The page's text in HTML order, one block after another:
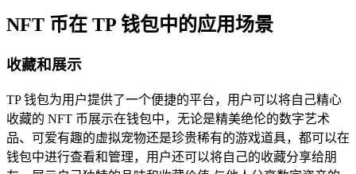
NFT 币在 TP 钱包中的应用场景
收藏和展示
TP 钱包为用户提供了一个便捷的平台，用户可以将自己精心
收藏的 NFT 币展示在钱包中，无论是精美绝伦的数字艺术
品、可爱有趣的虚拟宠物还是珍贵稀有的游戏道具，都可以在
钱包中进行查看和管理，用户还可以将自己的收藏分享给朋